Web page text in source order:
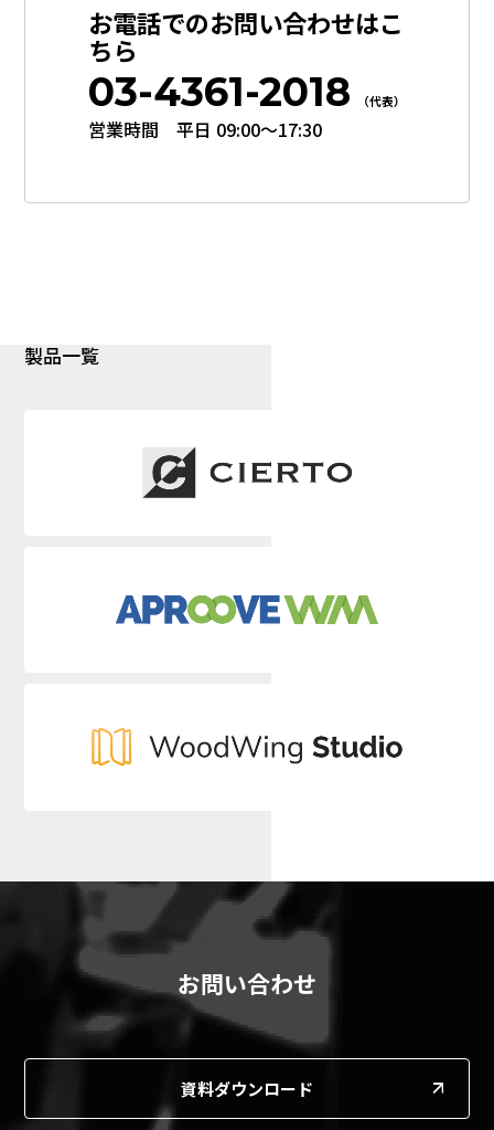
お電話でのお問い合わせはこ
ちら
03-4361-2018 （代表）
営業時間 平日 09:00〜17:30
製品一覧
お問い合わせ
資料ダウンロード